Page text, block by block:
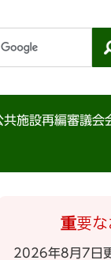
施設再編審議会
重要
2026年8月7日